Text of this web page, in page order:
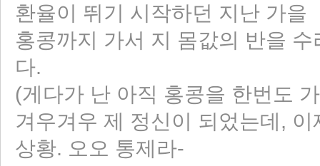
환율이 뛰기 시작하던 지난 가을
홍콩까지 가서 지 몸값의 반을
다.
(게다가 난 아직 홍콩을 한번도
겨우겨우 제 정신이 되었는데,
상황. 오오 통제라-